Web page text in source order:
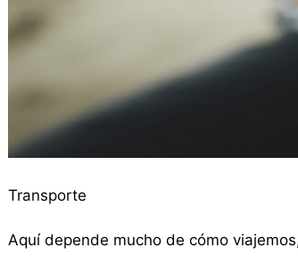
Transporte
Aquí depende mucho de cómo